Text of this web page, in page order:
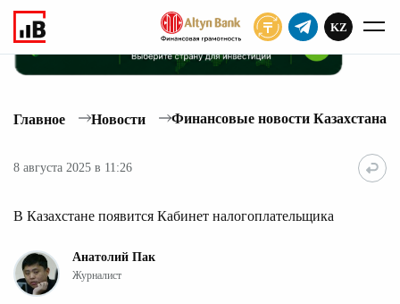
KZ
Главное Новости Финансовые новости Казахстана
8 августа 2025 в 11:26
В Казахстане появится Кабинет налогоплательщика
Анатолий Пак
Журналист